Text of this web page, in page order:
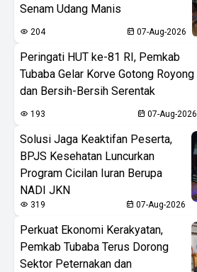
Senam Udang Manis
204 07-Aug-2026
Peringati HUT ke-81 RI, Pemkab
Tubaba Gelar Korve Gotong Royong
dan Bersih-Bersih Serentak
193 07-Aug-2026
Solusi Jaga Keaktifan Peserta,
BPJS Kesehatan Luncurkan
Program Cicilan Iuran Berupa
NADI JKN
319 07-Aug-2026
Perkuat Ekonomi Kerakyatan,
Pemkab Tubaba Terus Dorong
Sektor Peternakan dan